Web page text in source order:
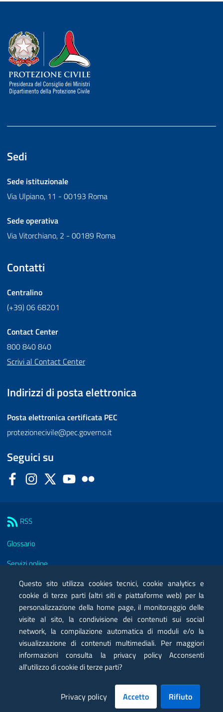
Dipartimento della Protezione Civile
Sedi
Sede istituzionale
Via Ulpiano, 11 - 00193 Roma
Sede operativa
Via Vitorchiano, 2 - 00189 Roma
Contatti
Centralino
(+39) 06 68201
Contact Center
800 840 840
Scrivi al Contact Center
Indirizzi di posta elettronica
Posta elettronica certificata PEC
protezionecivile@pec.governo.it
Seguici su
FacebookInstagram
Twitter YouTube
RSS
Glossario
Servizi online
Moduli
Posta elettronica certificata PEC
Privacy
Note legali
Contatti
Dichiarazione di accessibilità
Questo sito utilizza cookies tecnici, cookie analytics e
cookie di terze parti (altri siti e piattaforme web) per la
personalizzazione della home page, il monitoraggio delle
visite al sito, la condivisione dei contenuti sui social
network, la compilazione automatica di moduli e/o la
visualizzazione di contenuti multimediali. Per maggiori
informazioni consulta la privacy policy Acconsenti
all'utilizzo di cookie di terze parti?
Privacy policy Accetto Rifiuto